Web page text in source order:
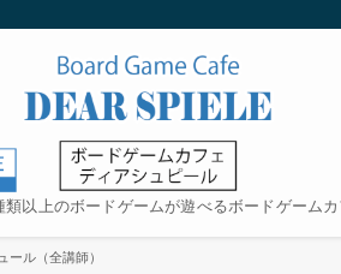
以上のボードゲームが遊べるボードゲーム
ール（全講師）